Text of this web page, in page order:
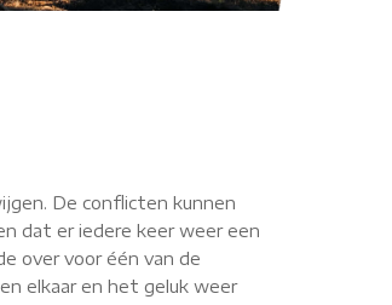
De conflicten kunnen
dat er iedere keer weer een
over voor één van de
elkaar en het geluk weer